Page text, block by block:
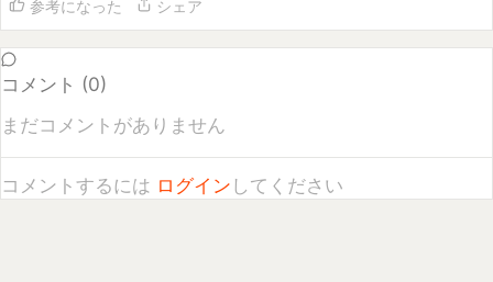
コメント (0
まだコメントがありません
コメントするにはログイン してください